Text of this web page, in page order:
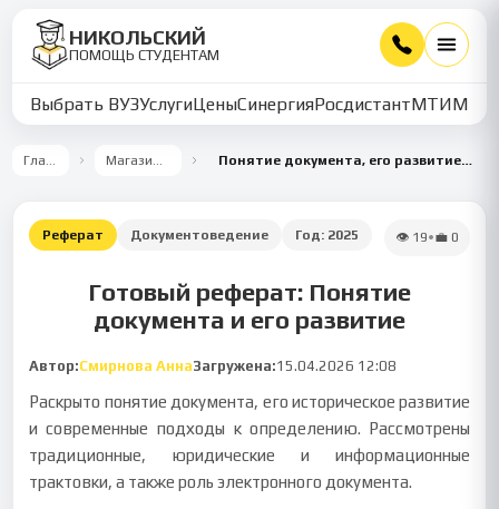
НИКОЛЬСКИЙ
ПОМОЩЬ СТУДЕНТАМ
Выбрать ВУЗУслугиЦеныСинергияРосдистантМТИММУ
Главная Магазин работ Понятие документа, его развитие и определение
Реферат Документоведение Год: 2025 👁 19•💼 0
Готовый реферат: Понятие
документа и его развитие
Автор:Смирнова АннаЗагружена:15.04.2026 12:08
Раскрыто понятие документа, его историческое развитие
и современные подходы к определению. Рассмотрены
традиционные, юридические и информационные
трактовки, а также роль электронного документа.